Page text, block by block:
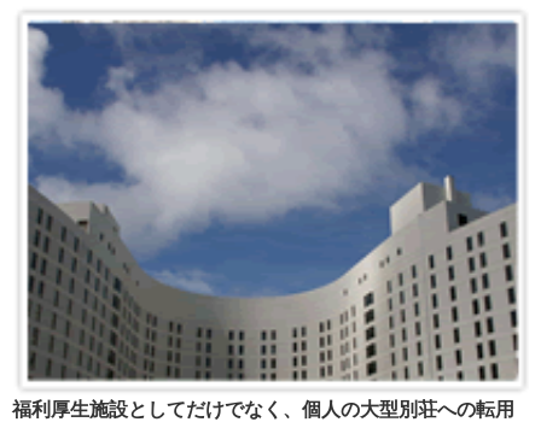
福利厚生施設としてだけでなく、個人の大型別荘への転用